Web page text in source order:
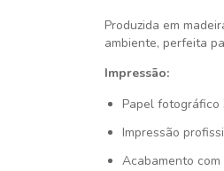
Produzida em
ambiente, perfeita
Impressão:
Papel fotográfico
Impressão
Acabamento